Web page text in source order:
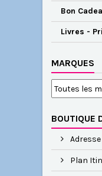
Bon
Livres -
MARQUES
BOUTIQUE
Plan